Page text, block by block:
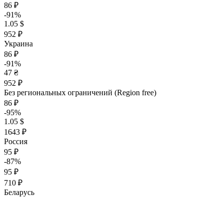
86 ₽
-91%
1.05 $
952 ₽
Украина
86 ₽
-91%
47 ₴
952 ₽
Без региональных ограничений (Region free)
86 ₽
-95%
1.05 $
1643 ₽
Россия
95 ₽
-87%
95 ₽
710 ₽
Беларусь